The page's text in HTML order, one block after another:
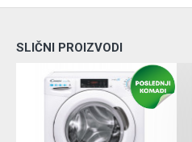
SLIČNI PROIZVODI